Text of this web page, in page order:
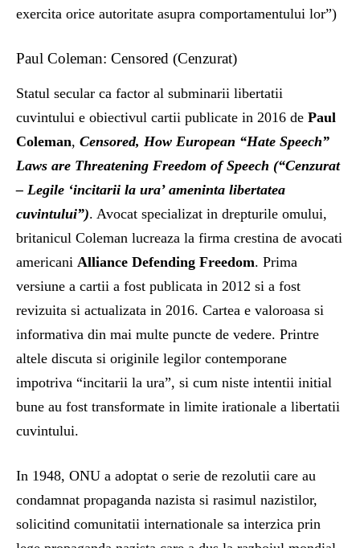
exercita orice autoritate asupra comportamentului lor”)
Paul Coleman: Censored (Cenzurat)
Statul secular ca factor al subminarii libertatii
cuvintului e obiectivul cartii publicate in 2016 de Paul
Coleman, Censored, How European “Hate Speech”
Laws are Threatening Freedom of Speech (“Cenzurat
– Legile ‘incitarii la ura’ ameninta libertatea
cuvintului”). Avocat specializat in drepturile omului,
britanicul Coleman lucreaza la firma crestina de avocati
americani Alliance Defending Freedom. Prima
versiune a cartii a fost publicata in 2012 si a fost
revizuita si actualizata in 2016. Cartea e valoroasa si
informativa din mai multe puncte de vedere. Printre
altele discuta si originile legilor contemporane
impotriva “incitarii la ura”, si cum niste intentii initial
bune au fost transformate in limite irationale a libertatii
cuvintului.
In 1948, ONU a adoptat o serie de rezolutii care au
condamnat propaganda nazista si rasimul nazistilor,
solicitind comunitatii internationale sa interzica prin